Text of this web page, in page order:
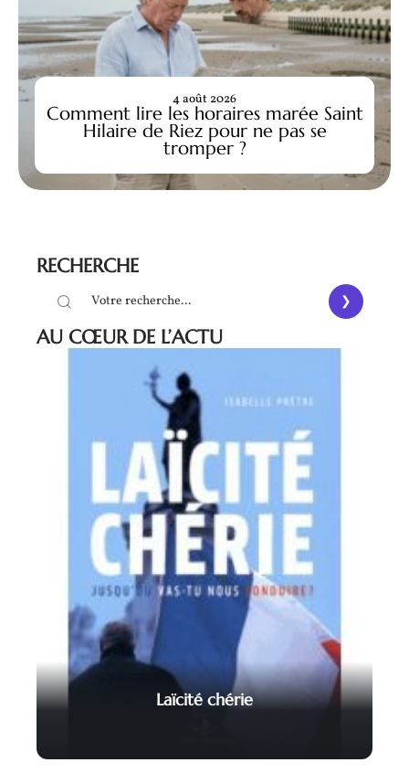
Comment lire les horaires marée Saint
Hilaire de Riez pour ne pas se
tromper ?
4 août 2026
RECHERCHE
AU CŒUR DE L’ACTU
Laïcité chérie